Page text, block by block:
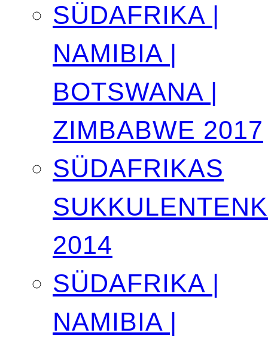
SÜDAFRIKA |
NAMIBIA |
BOTSWANA |
ZIMBABWE 2017
SÜDAFRIKAS
2014
SÜDAFRIKA |
NAMIBIA |